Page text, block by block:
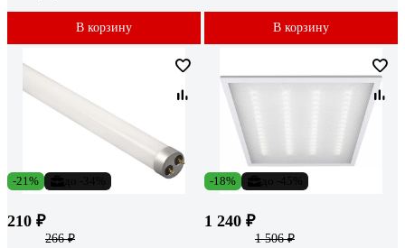
В корзину В корзину
-21%
210 ₽
266 ₽
-18%
1 240 ₽
1 506 ₽